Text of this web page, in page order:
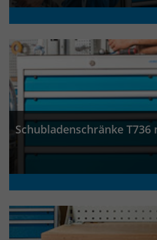
Schubladenschränke T736
Zweck
Das Cookie wird
um Besucher-,
die Nutzung der
Analysebericht
verfolgen. Die
Informationen
eine randoly
um eindeutige
identifizieren.
sind damit
unzugänglich.
Name